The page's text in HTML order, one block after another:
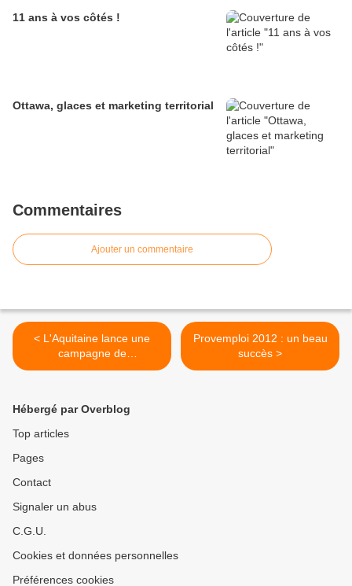
11 ans à vos côtés !
Ottawa, glaces et marketing territorial
Commentaires
Ajouter un commentaire
< L'Aquitaine lance une
campagne de
Communication "Inno-
Provemploi 2012 : un beau
succès >
Hébergé par Overblog
Top articles
Pages
Contact
Signaler un abus
C.G.U.
Cookies et données personnelles
Préférences cookies